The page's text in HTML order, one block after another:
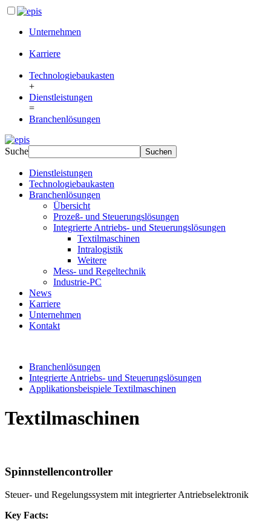
Unternehmen
Karriere
Technologiebaukasten
+
Dienstleistungen
=
Branchenlösungen
Suche
Dienstleistungen
Technologiebaukasten
Branchenlösungen
Übersicht
Prozeß- und Steuerungslösungen
Integrierte Antriebs- und Steuerungslösungen
Textilmaschinen
Intralogistik
Weitere
Mess- und Regeltechnik
Industrie-PC
News
Karriere
Unternehmen
Kontakt
Branchenlösungen
Integrierte Antriebs- und Steuerungslösungen
Applikationsbeispiele Textilmaschinen
Textilmaschinen
Spinnstellencontroller
Steuer- und Regelungssystem mit integrierter Antriebselektronik
Key Facts: